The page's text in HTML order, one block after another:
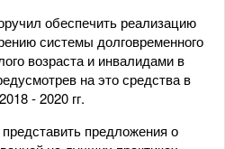
обеспечить реализацию
системы долговременного
возраста и инвалидами в
на это средства в
- 2020 гг.
предложения о